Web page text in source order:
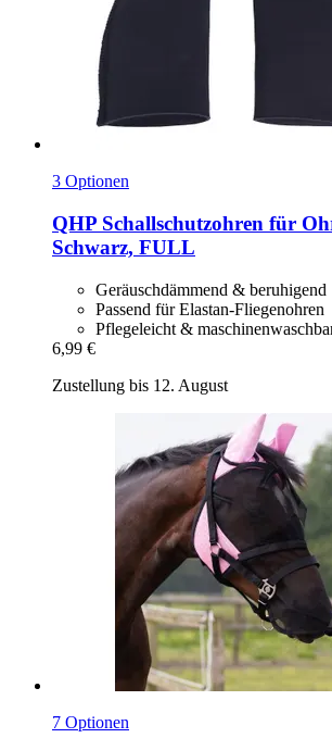
3 Optionen
QHP Schallschutzohren für
Schwarz, FULL
Geräuschdämmend & beruhigend
Passend für Elastan-Fliegenohren
Pflegeleicht &
6,99 €
Zustellung bis 12. August
7 Optionen